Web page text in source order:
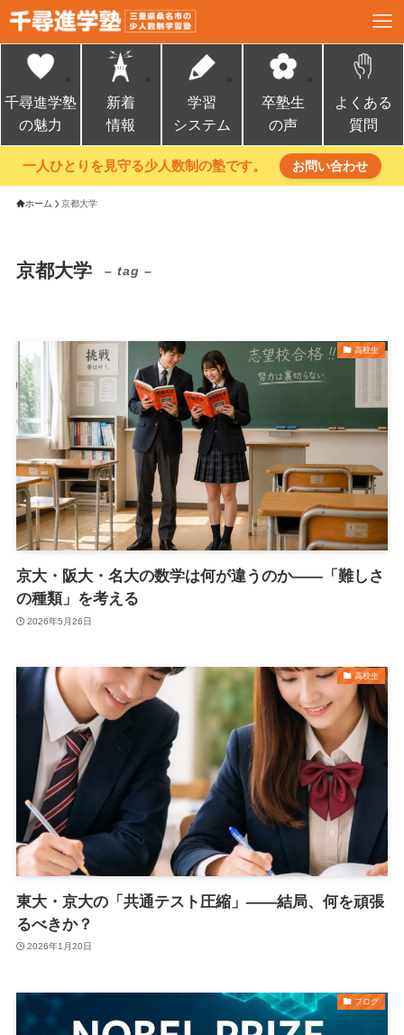
千尋進学塾
の魅力
新着
情報
学習
システム
卒塾生
の声
よくある
質問
一人ひとりを見守る少人数制の塾です。 お問い合わせ
ホーム 京都大学
京都大学 – tag –
高校生
京大・阪大・名大の数学は何が違うのか――「難しさ
の種類」を考える
2026年5月26日
高校生
東大・京大の「共通テスト圧縮」――結局、何を頑張
るべきか？
2026年1月20日
ブログ